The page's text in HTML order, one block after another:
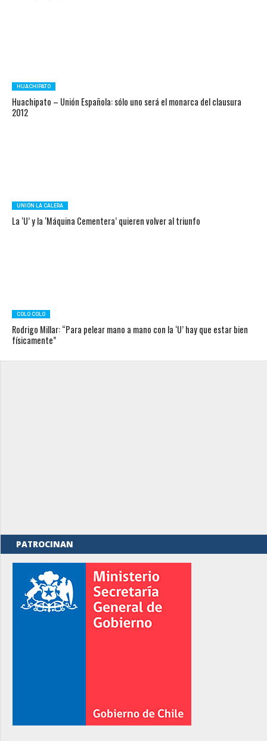
HUACHIPATO
Huachipato – Unión Española: sólo uno será el monarca del clausura
2012
UNIÓN LA CALERA
La ‘U’ y la ‘Máquina Cementera’ quieren volver al triunfo
COLO COLO
Rodrigo Millar: “Para pelear mano a mano con la ‘U’ hay que estar bien
físicamente”
PATROCINAN